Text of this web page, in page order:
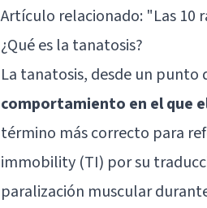
Artículo relacionado: "Las 10
¿Qué es la tanatosis?
La tanatosis, desde un punto
comportamiento en el que
término más correcto para
immobility (TI) por su
paralización muscular